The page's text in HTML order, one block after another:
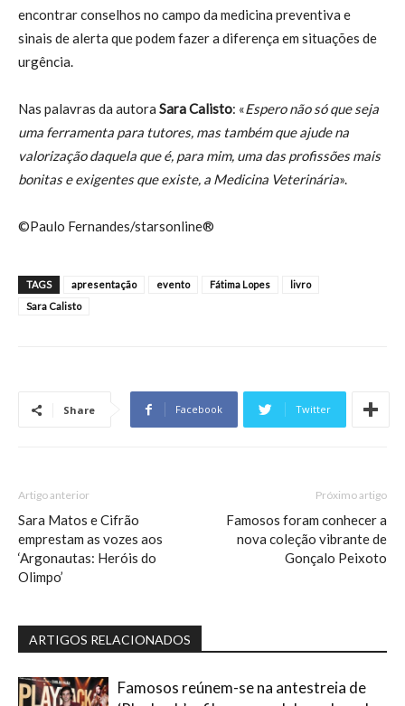
encontrar conselhos no campo da medicina preventiva e
sinais de alerta que podem fazer a diferença em situações de
urgência.
Nas palavras da autora Sara Calisto: «Espero não só que seja
uma ferramenta para tutores, mas também que ajude na
valorização daquela que é, para mim, uma das profissões mais
bonitas e exigentes que existe, a Medicina Veterinária».
©Paulo Fernandes/starsonline®
TAGS apresentação evento Fátima Lopes
livro
Sara Calisto
Share Facebook Twitter
Artigo anterior
Sara Matos e Cifrão
emprestam as vozes aos
‘Argonautas: Heróis do
Olimpo’
Próximo artigo
Famosos foram conhecer a
nova coleção vibrante de
Gonçalo Peixoto
ARTIGOS RELACIONADOS
Famosos reúnem-se na antestreia de